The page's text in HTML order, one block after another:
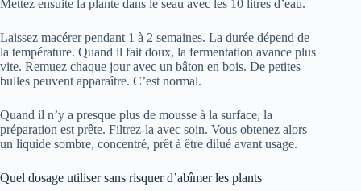
Mettez ensuite la plante dans le seau avec les 10 litres d’eau.
Laissez macérer pendant 1 à 2 semaines. La durée dépend de
la température. Quand il fait doux, la fermentation avance plus
vite. Remuez chaque jour avec un bâton en bois. De petites
bulles peuvent apparaître. C’est normal.
Quand il n’y a presque plus de mousse à la surface, la
préparation est prête. Filtrez-la avec soin. Vous obtenez alors
un liquide sombre, concentré, prêt à être dilué avant usage.
Quel dosage utiliser sans risquer d’abîmer les plants